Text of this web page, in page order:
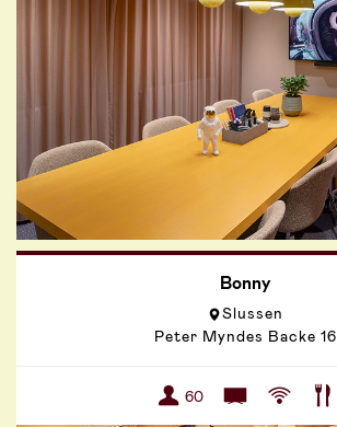
Bonny
Slussen
Peter Myndes Backe 16
60